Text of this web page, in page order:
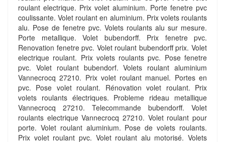
roulant electrique. Prix volet aluminium. Porte fenetre pvc
coulissante. Volet roulant en aluminium. Prix volets roulants
alu. Pose de fenetre pvc. Volets roulants alu sur mesure.
Porte metallique. Volet bubendorff. Prix fenetre pvc.
Renovation fenetre pvc. Volet roulant bubendorff prix. Volet
electrique roulant. Prix volets roulants pvc. Pose fenetre
pvc. Volet roulant bubendorf. Volets roulant aluminium
Vannecrocq 27210. Prix volet roulant manuel. Portes en
pvc. Pose volet roulant. Rénovation volet roulant. Prix
volets roulants électriques. Probleme rideau metallique
Vannecrocq 27210. Telecommande bubendorff. Volet
roulants electrique Vannecrocq 27210. Volet roulant pour
porte. Volet roulant aluminium. Pose de volets roulants.
Prix volet roulant pvc. Volet roulant alu motorisé. Volets